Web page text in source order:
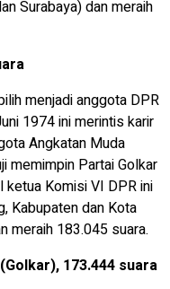
Surabaya) dan meraih
menjadi anggota DPR
1974 ini merintis karir
Angkatan Muda
memimpin Partai Golkar
ketua Komisi VI DPR ini
Kabupaten dan Kota
meraih 183.045 suara.
173.444 suara